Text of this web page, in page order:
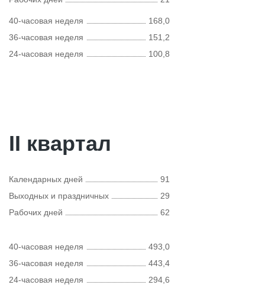
40-часовая неделя
168,0
36-часовая неделя
151,2
24-часовая неделя
100,8
II квартал
Календарных дней
91
Выходных и праздничных
29
Рабочих дней
62
40-часовая неделя
493,0
36-часовая неделя
443,4
24-часовая неделя
294,6